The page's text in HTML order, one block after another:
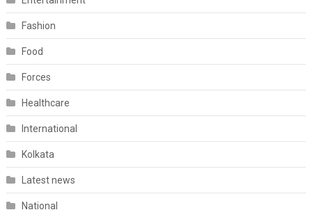
Fashion
Food
Forces
Healthcare
International
Kolkata
Latest news
National